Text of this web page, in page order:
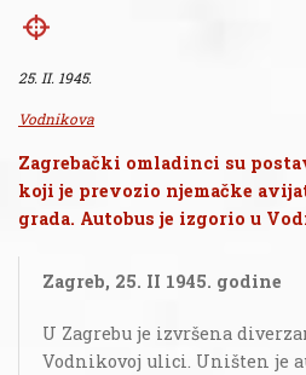
25. II. 1945.
Vodnikova
Zagrebački omladinci su
koji je prevozio njemačke
grada. Autobus je izgorio u
Zagreb, 25. II 1945. godine
U Zagrebu je izvršena
Vodnikovoj ulici. Uništen je